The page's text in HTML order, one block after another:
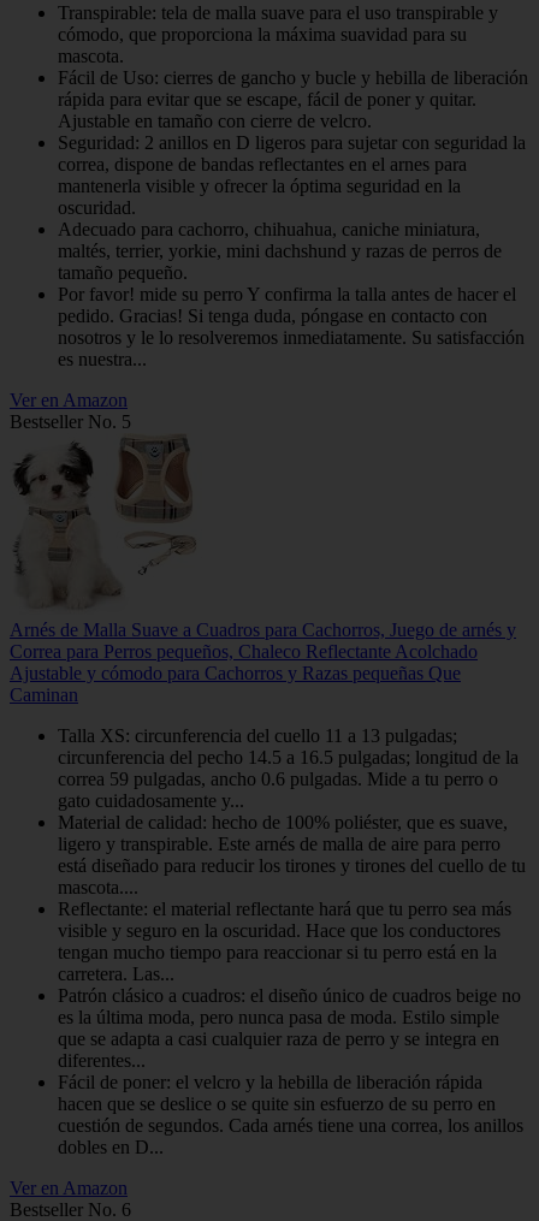
Transpirable: tela de malla suave para el uso transpirable y
cómodo, que proporciona la máxima suavidad para su
mascota.
Fácil de Uso: cierres de gancho y bucle y hebilla de liberación
rápida para evitar que se escape, fácil de poner y quitar.
Ajustable en tamaño con cierre de velcro.
Seguridad: 2 anillos en D ligeros para sujetar con seguridad la
correa, dispone de bandas reflectantes en el arnes para
mantenerla visible y ofrecer la óptima seguridad en la
oscuridad.
Adecuado para cachorro, chihuahua, caniche miniatura,
maltés, terrier, yorkie, mini dachshund y razas de perros de
tamaño pequeño.
Por favor! mide su perro Y confirma la talla antes de hacer el
pedido. Gracias! Si tenga duda, póngase en contacto con
nosotros y le lo resolveremos inmediatamente. Su satisfacción
es nuestra...
Ver en Amazon
Bestseller No. 5
Arnés de Malla Suave a Cuadros para Cachorros, Juego de arnés y
Correa para Perros pequeños, Chaleco Reflectante Acolchado
Ajustable y cómodo para Cachorros y Razas pequeñas Que
Caminan
Talla XS: circunferencia del cuello 11 a 13 pulgadas;
circunferencia del pecho 14.5 a 16.5 pulgadas; longitud de la
correa 59 pulgadas, ancho 0.6 pulgadas. Mide a tu perro o
gato cuidadosamente y...
Material de calidad: hecho de 100% poliéster, que es suave,
ligero y transpirable. Este arnés de malla de aire para perro
está diseñado para reducir los tirones y tirones del cuello de tu
mascota....
Reflectante: el material reflectante hará que tu perro sea más
visible y seguro en la oscuridad. Hace que los conductores
tengan mucho tiempo para reaccionar si tu perro está en la
carretera. Las...
Patrón clásico a cuadros: el diseño único de cuadros beige no
es la última moda, pero nunca pasa de moda. Estilo simple
que se adapta a casi cualquier raza de perro y se integra en
diferentes...
Fácil de poner: el velcro y la hebilla de liberación rápida
hacen que se deslice o se quite sin esfuerzo de su perro en
cuestión de segundos. Cada arnés tiene una correa, los anillos
dobles en D...
Ver en Amazon
Bestseller No. 6